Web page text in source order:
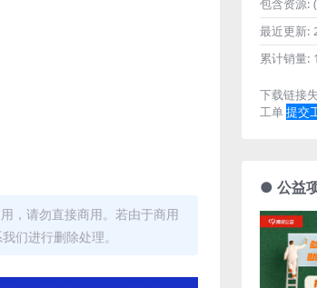
，请勿直接商用。若由于商用
们进行删除处理。
包含资源:
最近更新:
累计销量:
下载链接
工单提交
● 公益